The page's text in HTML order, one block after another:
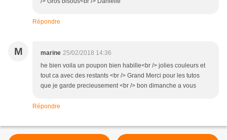
Répondre
M marine 25/02/2018 14:36
he bien voila un poupon bien habille<br /> jolies couleurs et
tout ca avec des restants <br /> Grand Merci pour les tutos
que je garde precieusement <br /> bon dimanche a vous
Répondre